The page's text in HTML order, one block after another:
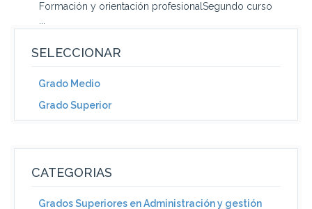
Formación y orientación profesionalSegundo curso
SELECCIONAR
Grado Medio
Grado Superior
CATEGORIAS
Grados Superiores en Administración y gestión